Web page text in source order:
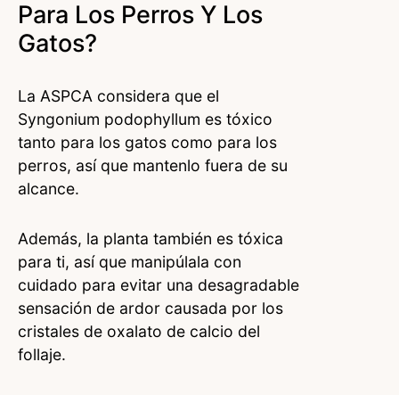
Para Los Perros Y Los
Gatos?
La ASPCA considera que el
Syngonium podophyllum es tóxico
tanto para los gatos como para los
perros, así que mantenlo fuera de su
alcance.
Además, la planta también es tóxica
para ti, así que manipúlala con
cuidado para evitar una desagradable
sensación de ardor causada por los
cristales de oxalato de calcio del
follaje.